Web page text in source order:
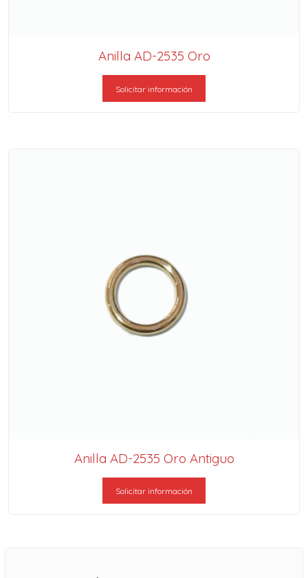
Anilla AD-2535 Oro
Solicitar información
Anilla AD-2535 Oro Antiguo
Solicitar información